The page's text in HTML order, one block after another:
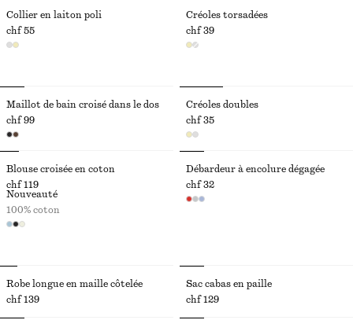
Collier en laiton poli
chf 55
Créoles torsadées
chf 39
Maillot de bain croisé dans le dos
chf 99
Créoles doubles
chf 35
Blouse croisée en coton
chf 119
Nouveauté
100% coton
Débardeur à encolure dégagée
chf 32
Robe longue en maille côtelée
chf 139
Sac cabas en paille
chf 129